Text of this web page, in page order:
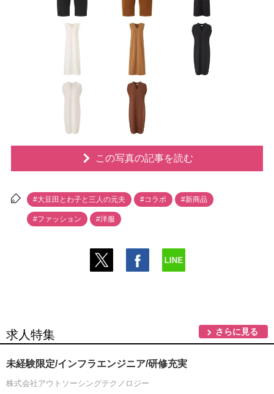
この写真の記事を読む
#大豆田とわ子と三人の元夫 #コラボ #新商品
#ファッション #洋服
求人特集 さらに見る
未経験限定/インフラエンジニア/研修充実
株式会社アウトソーシングテクノロジー